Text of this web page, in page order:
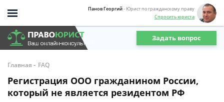
Панов Георгий- Юрист по гражданскому праву
Спросить юриста
Задать вопрос
Главная - FAQ
Регистрация ООО гражданином России,
который не является резидентом РФ